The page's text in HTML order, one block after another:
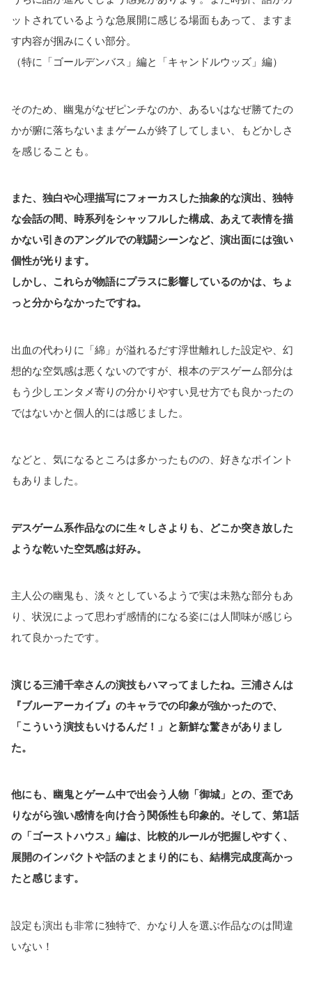
ットされているような急展開に感じる場面もあって、ますま
す内容が掴みにくい部分。
（特に「ゴールデンバス」編と「キャンドルウッズ」編）
そのため、幽鬼がなぜピンチなのか、あるいはなぜ勝てたの
かが腑に落ちないままゲームが終了してしまい、もどかしさ
を感じることも。
また、独白や心理描写にフォーカスした抽象的な演出、独特
な会話の間、時系列をシャッフルした構成、あえて表情を描
かない引きのアングルでの戦闘シーンなど、演出面には強い
個性が光ります。
しかし、これらが物語にプラスに影響しているのかは、ちょ
っと分からなかったですね。
出血の代わりに「綿」が溢れるだす浮世離れした設定や、幻
想的な空気感は悪くないのですが、根本のデスゲーム部分は
もう少しエンタメ寄りの分かりやすい見せ方でも良かったの
ではないかと個人的には感じました。
などと、気になるところは多かったものの、好きなポイント
もありました。
デスゲーム系作品なのに生々しさよりも、どこか突き放した
ような乾いた空気感は好み。
主人公の幽鬼も、淡々としているようで実は未熟な部分もあ
り、状況によって思わず感情的になる姿には人間味が感じら
れて良かったです。
演じる三浦千幸さんの演技もハマってましたね。三浦さんは
『ブルーアーカイブ』のキャラでの印象が強かったので、
「こういう演技もいけるんだ！」と新鮮な驚きがありまし
た。
他にも、幽鬼とゲーム中で出会う人物「御城」との、歪であ
りながら強い感情を向け合う関係性も印象的。そして、第1話
の「ゴーストハウス」編は、比較的ルールが把握しやすく、
展開のインパクトや話のまとまり的にも、結構完成度高かっ
たと感じます。
設定も演出も非常に独特で、かなり人を選ぶ作品なのは間違
いない！